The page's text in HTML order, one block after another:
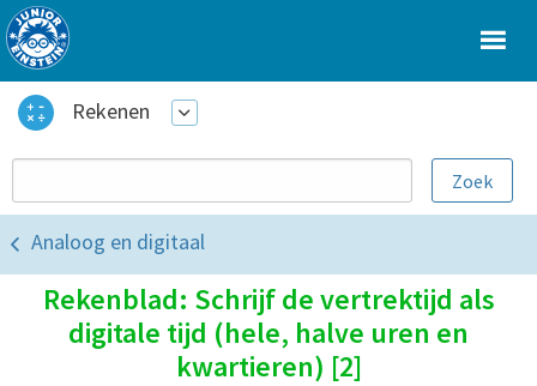
Rekenen
Analoog en digitaal
Rekenblad: Schrijf de vertrektijd als
digitale tijd (hele, halve uren en
kwartieren) [2]